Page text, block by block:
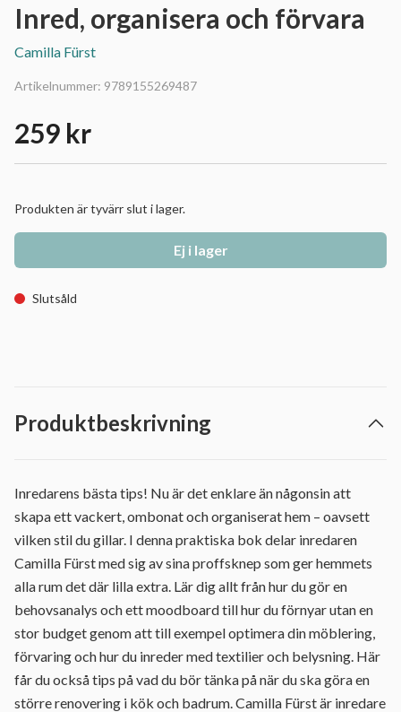
Inred, organisera och förvara
Camilla Fürst
Artikelnummer: 9789155269487
259 kr
Produkten är tyvärr slut i lager.
Ej i lager
Slutsåld
Produktbeskrivning
Inredarens bästa tips! Nu är det enklare än någonsin att
skapa ett vackert, ombonat och organiserat hem – oavsett
vilken stil du gillar. I denna praktiska bok delar inredaren
Camilla Fürst med sig av sina proffsknep som ger hemmets
alla rum det där lilla extra. Lär dig allt från hur du gör en
behovsanalys och ett moodboard till hur du förnyar utan en
stor budget genom att till exempel optimera din möblering,
förvaring och hur du inreder med textilier och belysning. Här
får du också tips på vad du bör tänka på när du ska göra en
större renovering i kök och badrum. Camilla Fürst är inredare